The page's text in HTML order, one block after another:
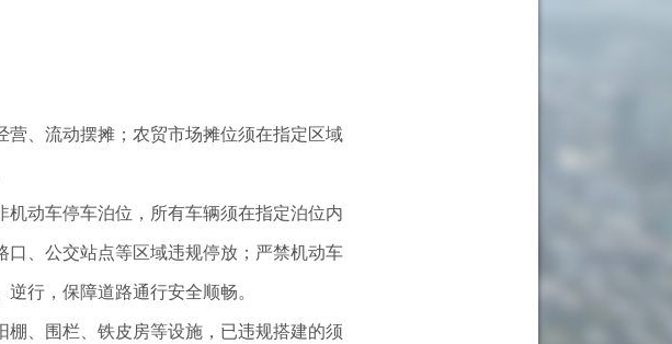
、流动摆摊；农贸市场摊位须在指定区域
动车停车泊位，所有车辆须在指定泊位内
、公交站点等区域违规停放；严禁机动车
行，保障道路通行安全顺畅。
、围栏、铁皮房等设施，已违规搭建的须